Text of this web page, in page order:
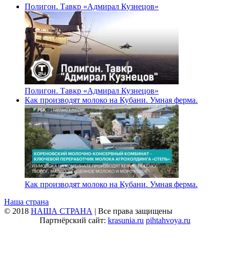
Полигон. Тавкр «Адмирал Кузнецов»
Полигон. Тавкр «Адмирал Кузнецов»
Как производят молоко на Кубани. Умная ферма.
Как производят молоко на Кубани. Умная ферма.
Наша страна
© 2018 НАША СТРАНА | Все права защищены
Партнёрский сайт: krasunia.ru pihtahvoya.ru